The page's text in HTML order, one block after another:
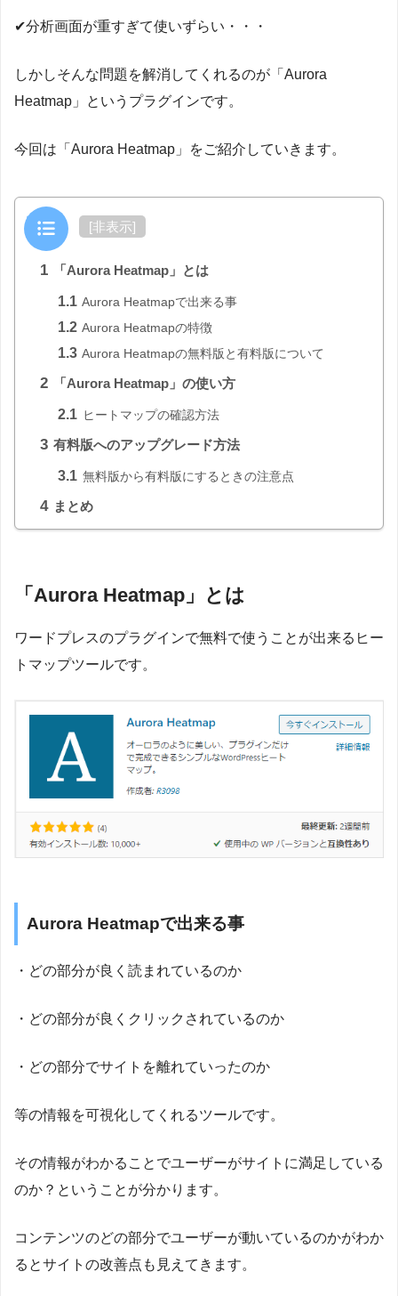
✔分析画面が重すぎて使いずらい・・・
しかしそんな問題を解消してくれるのが「Aurora
Heatmap」というプラグインです。
今回は「Aurora Heatmap」をご紹介していきます。
目次 [非表示]
1 「Aurora Heatmap」とは
1.1 Aurora Heatmapで出来る事
1.2 Aurora Heatmapの特徴
1.3 Aurora Heatmapの無料版と有料版について
2 「Aurora Heatmap」の使い方
2.1 ヒートマップの確認方法
3 有料版へのアップグレード方法
3.1 無料版から有料版にするときの注意点
4 まとめ
「Aurora Heatmap」とは
ワードプレスのプラグインで無料で使うことが出来るヒー
トマップツールです。
Aurora Heatmapで出来る事
・どの部分が良く読まれているのか
・どの部分が良くクリックされているのか
・どの部分でサイトを離れていったのか
等の情報を可視化してくれるツールです。
その情報がわかることでユーザーがサイトに満足している
のか？ということが分かります。
コンテンツのどの部分でユーザーが動いているのかがわか
るとサイトの改善点も見えてきます。